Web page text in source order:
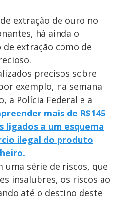
extração de ouro no
há ainda o
extração como de
precisos sobre
exemplo, na semana
a Polícia Federal e a
mais de R$145
ligados a um esquema
ilegal do produto
uma série de riscos, que
insalubres, os riscos ao
até o destino deste